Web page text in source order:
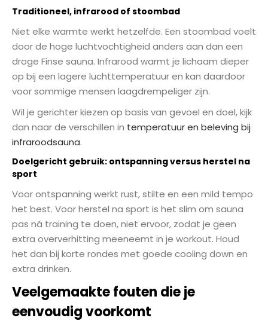
Traditioneel, infrarood of stoombad
Niet elke warmte werkt hetzelfde. Een stoombad voelt
door de hoge luchtvochtigheid anders aan dan een
droge Finse sauna. Infrarood warmt je lichaam dieper
op bij een lagere luchttemperatuur en kan daardoor
voor sommige mensen laagdrempeliger zijn.
Wil je gerichter kiezen op basis van gevoel en doel, kijk
dan naar de verschillen in temperatuur en beleving bij
infraroodsauna.
Doelgericht gebruik: ontspanning versus herstel na
sport
Voor ontspanning werkt rust, stilte en een mild tempo
het best. Voor herstel na sport is het slim om sauna
pas ná training te doen, niet ervoor, zodat je geen
extra oververhitting meeneemt in je workout. Houd
het dan bij korte rondes met goede cooling down en
extra drinken.
Veelgemaakte fouten die je
eenvoudig voorkomt